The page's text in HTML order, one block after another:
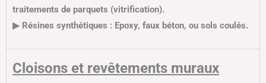
traitements de parquets (vitrification).
▶ Résines synthétiques : Epoxy, faux béton, ou sols coulés.
Cloisons et revêtements muraux